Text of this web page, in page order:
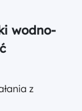
wodno-
z